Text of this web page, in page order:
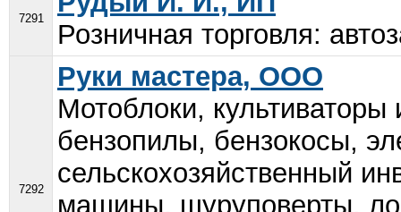
7291
Розничная торговля:
7292
Руки мастера, ООО
Мотоблоки,
бензопилы, бензокосы,
сельскохозяйственный
машины, шуруповерты,